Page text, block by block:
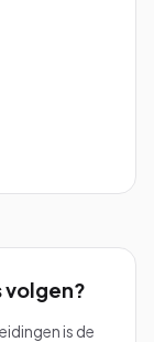
volgen?
is de